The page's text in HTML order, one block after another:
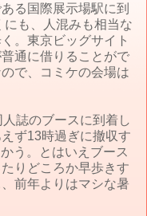
る国際展示場駅に到
も、人混みも相当な
。東京ビッグサイト
通に借りることがで
で、コミケの会場は
誌のブースに到着し
ず13時過ぎに撤収す
う。とはいえブース
りどころか早歩きす
前年よりはマシな暑